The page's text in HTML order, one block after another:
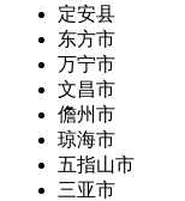
定安县
东方市
万宁市
文昌市
儋州市
琼海市
五指山市
三亚市